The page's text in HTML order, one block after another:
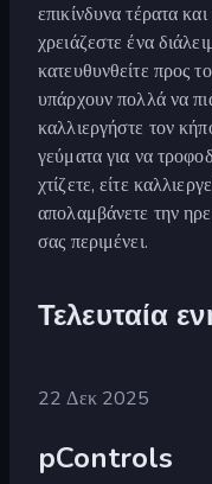
επικίνδυνα τέρατα
χρειάζεστε ένα
κατευθυνθείτε προς
υπάρχουν πολλά να
καλλιεργήστε τον
γεύματα για να
χτίζετε, είτε
απολαμβάνετε την
σας περιμένει.
Τελευταία
22 Δεκ 2025
pControls